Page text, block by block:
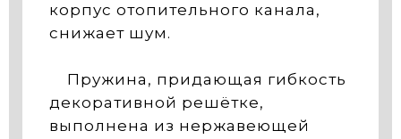
корпус отопительного канала,
снижает шум.
Пружина, придающая гибкость
декоративной решётке,
выполнена из нержавеющей